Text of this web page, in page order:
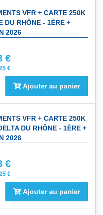
VFR + CARTE 250K
DU RHÔNE - 1ÈRE +
2026
€
€
Ajouter au panier
VFR + CARTE 250K
DU RHÔNE - 1ÈRE +
2026
€
€
Ajouter au panier